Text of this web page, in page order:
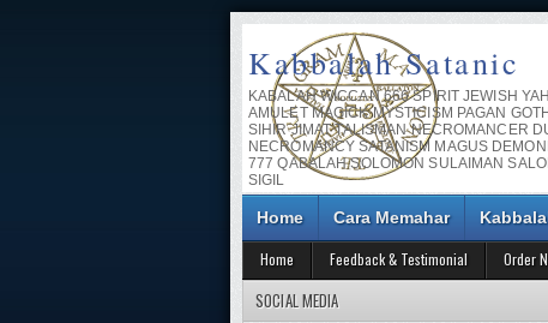
Kabbalah Satanic
KABALAH WICCAN 666 SPIRIT JEWISH
AMULET MAGICK MYSTICISM PAGAN
SIHIR JIMAT TALISMAN NECROMANCER
NECROMANCY SATANISM MAGUS
777 QABALAH SOLOMON SULAIMAN
SIGIL
Home Cara Memahar
Home Feedback & Testimonial Order
SOCIAL MEDIA